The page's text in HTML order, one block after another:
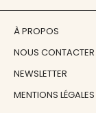
À PROPOS
NOUS CONTACTER
NEWSLETTER
MENTIONS LÉGALES